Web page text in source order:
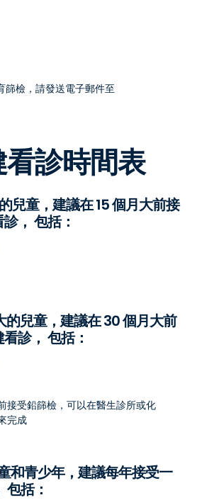
篩檢，請發送電子郵件至
診時間表
兒童，建議在 15 個月大前接
， 包括：
兒童，建議在 30 個月大前
診， 包括：
接受鉛篩檢，可以在醫生診所或化
完成
和青少年，建議每年接受一
括：